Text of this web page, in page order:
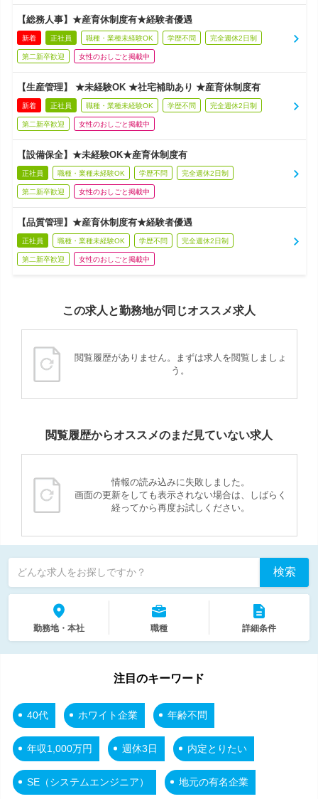
【総務人事】★産育休制度有★経験者優遇
新着 正社員 職種・業種未経験OK 学歴不問 完全週休2日制
第二新卒歓迎 女性のおしごと掲載中
【生産管理】 ★未経験OK ★社宅補助あり ★産育休制度有
新着 正社員 職種・業種未経験OK 学歴不問 完全週休2日制
第二新卒歓迎 女性のおしごと掲載中
【設備保全】★未経験OK★産育休制度有
正社員 職種・業種未経験OK 学歴不問 完全週休2日制
第二新卒歓迎 女性のおしごと掲載中
【品質管理】★産育休制度有★経験者優遇
正社員 職種・業種未経験OK 学歴不問 完全週休2日制
第二新卒歓迎 女性のおしごと掲載中
この求人と勤務地が同じオススメ求人
閲覧履歴がありません。まずは求人を閲覧しましょ
う。
閲覧履歴からオススメのまだ見ていない求人
情報の読み込みに失敗しました。
画面の更新をしても表示されない場合は、しばらく
経ってから再度お試しください。
どんな求人をお探しですか？ 検索
勤務地・本社 職種 詳細条件
注目のキーワード
40代 ホワイト企業 年齢不問
年収1,000万円 週休3日 内定とりたい
SE（システムエンジニア） 地元の有名企業